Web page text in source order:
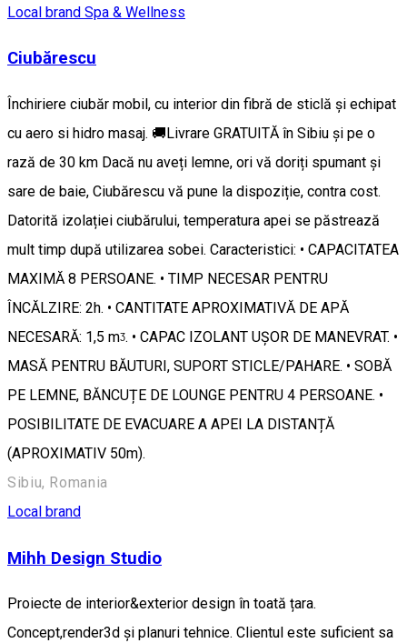
Local brand Spa & Wellness
Ciubărescu
Închiriere ciubăr mobil, cu interior din fibră de sticlă și echipat
cu aero si hidro masaj. 🚚Livrare GRATUITĂ în Sibiu și pe o
rază de 30 km Dacă nu aveți lemne, ori vă doriți spumant și
sare de baie, Ciubărescu vă pune la dispoziție, contra cost.
Datorită izolației ciubărului, temperatura apei se păstrează
mult timp după utilizarea sobei. Caracteristici: • CAPACITATEA
MAXIMĂ 8 PERSOANE. • TIMP NECESAR PENTRU
ÎNCĂLZIRE: 2h. • CANTITATE APROXIMATIVĂ DE APĂ
NECESARĂ: 1,5 mᶾ. • CAPAC IZOLANT UȘOR DE MANEVRAT. •
MASĂ PENTRU BĂUTURI, SUPORT STICLE/PAHARE. • SOBĂ
PE LEMNE, BĂNCUȚE DE LOUNGE PENTRU 4 PERSOANE. •
POSIBILITATE DE EVACUARE A APEI LA DISTANȚĂ
(APROXIMATIV 50m).
Sibiu, Romania
Local brand
Mihh Design Studio
Proiecte de interior&exterior design în toată țara.
Concept,render3d și planuri tehnice. Clientul este suficient sa